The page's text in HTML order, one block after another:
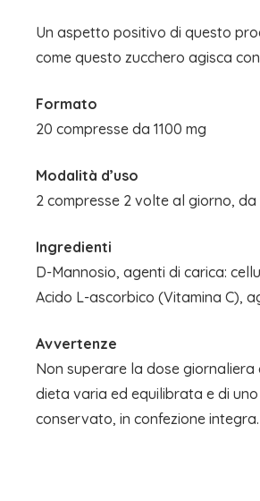
Un aspetto positivo di questo
come questo zucchero agisca
Formato
20 compresse da 1100 mg
Modalità d’uso
2 compresse 2 volte al giorno,
Ingredienti
D-Mannosio, agenti di carica:
Acido L-ascorbico (Vitamina C),
Avvertenze
Non superare la dose
dieta varia ed equilibrata e di
conservato, in confezione